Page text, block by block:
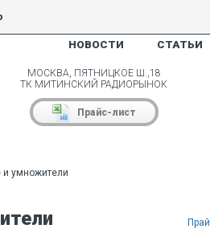
НОВОСТИ СТАТЬИ
МОСКВА, ПЯТНИЦКОЕ Ш.,18
ТК МИТИНСКИЙ РАДИОРЫНОК
Прайс-лист
и умножители